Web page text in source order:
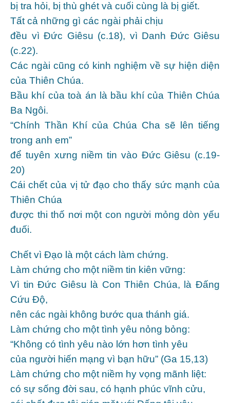
bị tra hỏi, bị thù ghét và cuối cùng là bị giết.
Tất cả những gì các ngài phải chịu
đều vì Ðức Giêsu (c.18), vì Danh Ðức Giêsu
(c.22).
Các ngài cũng có kinh nghiệm về sự hiện diện
của Thiên Chúa.
Bầu khí của toà án là bầu khí của Thiên Chúa
Ba Ngôi.
“Chính Thần Khí của Chúa Cha sẽ lên tiếng
trong anh em”
để tuyên xưng niềm tin vào Ðức Giêsu (c.19-
20)
Cái chết của vị tử đạo cho thấy sức mạnh của
Thiên Chúa
được thi thố nơi một con người mỏng dòn yếu
đuối.
Chết vì Ðạo là một cách làm chứng.
Làm chứng cho một niềm tin kiên vững:
Vì tin Ðức Giêsu là Con Thiên Chúa, là Ðấng
Cứu Ðộ,
nên các ngài không bước qua thánh giá.
Làm chứng cho một tình yêu nỏng bỏng:
“Không có tình yêu nào lớn hơn tình yêu
của người hiến mạng vì bạn hữu” (Ga 15,13)
Làm chứng cho một niềm hy vọng mãnh liệt:
có sự sống đời sau, có hạnh phúc vĩnh cửu,